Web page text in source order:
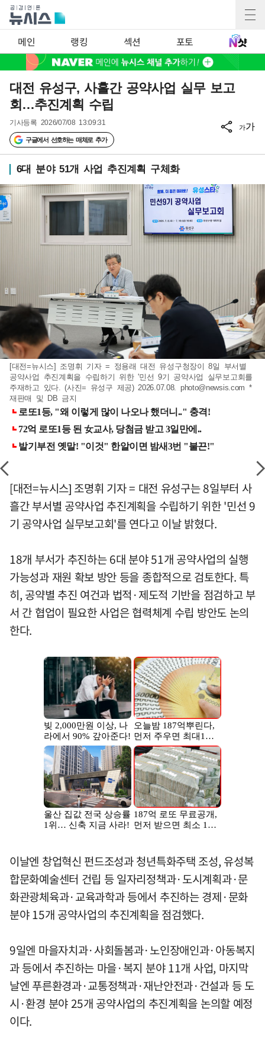
메인 랭킹 섹션 포토
대전 유성구, 사흘간 공약사업 실무 보고
회…추진계획 수립
기사등록 2026/07/08 13:09:31
구글에서 선호하는 매체로 추가
가가
6대 분야 51개 사업 추진계획 구체화
[대전=뉴시스] 조명휘 기자 = 정용래 대전 유성구청장이 8일 부서별
공약사업 추진계획을 수립하기 위한 '민선 9기 공약사업 실무보고회를
주재하고 있다. (사진= 유성구 제공) 2026.07.08. photo@newsis.com *
재판매 및 DB 금지
[대전=뉴시스] 조명휘 기자 = 대전 유성구는 8일부터 사
흘간 부서별 공약사업 추진계획을 수립하기 위한 '민선 9
기 공약사업 실무보고회'를 연다고 이날 밝혔다.
18개 부서가 추진하는 6대 분야 51개 공약사업의 실행
가능성과 재원 확보 방안 등을 종합적으로 검토한다. 특
히, 공약별 추진 여건과 법적·제도적 기반을 점검하고 부
서 간 협업이 필요한 사업은 협력체계 수립 방안도 논의
한다.
이날엔 창업혁신 펀드조성과 청년특화주택 조성, 유성복
합문화예술센터 건립 등 일자리정책과·도시계획과·문
화관광체육과·교육과학과 등에서 추진하는 경제·문화
분야 15개 공약사업의 추진계획을 점검했다.
9일엔 마을자치과·사회돌봄과·노인장애인과·아동복지
과 등에서 추진하는 마을·복지 분야 11개 사업, 마지막
날엔 푸른환경과·교통정책과·재난안전과·건설과 등 도
시·환경 분야 25개 공약사업의 추진계획을 논의할 예정
이다.